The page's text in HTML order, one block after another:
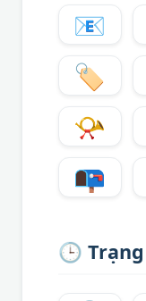
📧
🏷
📯
📭
🕒